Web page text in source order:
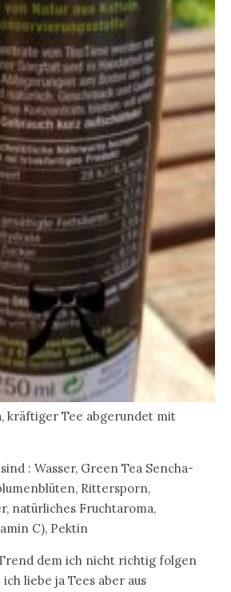
kräftiger Tee abgerundet mit
: Wasser, Green Tea Sencha-
Rittersporn,
natürliches Fruchtaroma,
C), Pektin
dem ich nicht richtig folgen
liebe ja Tees aber aus